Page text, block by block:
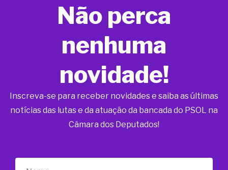
Não perca
nenhuma
novidade!
Inscreva-se para receber novidades e saiba as últimas
notícias das lutas e da atuação da bancada do PSOL na
Câmara dos Deputados!